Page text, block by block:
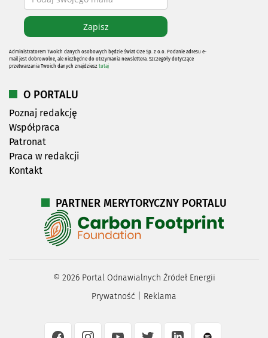
Administratorem Twoich danych osobowych będzie Świat Oze Sp. z o.o. Podanie adresu e-
mail jest dobrowolne, ale niezbędne do otrzymania newslettera. Szczegóły dotyczące
przetwarzania Twoich danych znajdziesz tutaj
O PORTALU
Poznaj redakcję
Współpraca
Patronat
Praca w redakcji
Kontakt
PARTNER MERYTORYCZNY PORTALU
© 2026Portal Odnawialnych Źródeł Energii
Prywatność
Reklama